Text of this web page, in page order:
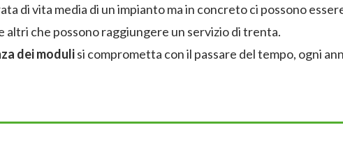
di vita media di un impianto ma in concreto ci possono
altri che possono raggiungere un servizio di trenta.
dei modulisi comprometta con il passare del tempo, ogni